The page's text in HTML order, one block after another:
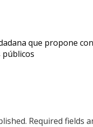
que propone
públicos
Required fields